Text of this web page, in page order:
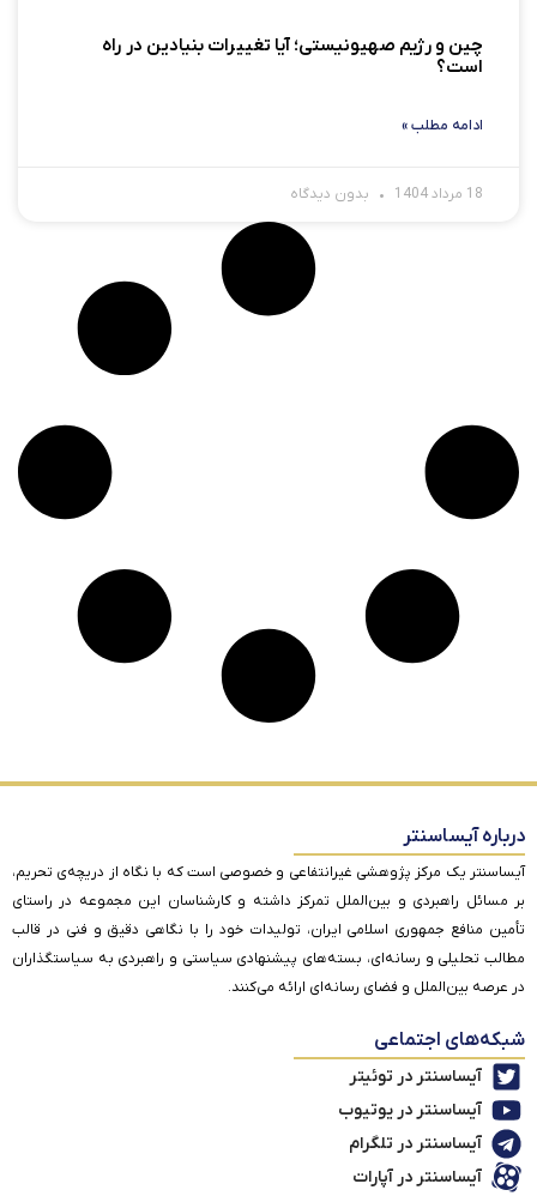
چین و رژیم صهیونیستی؛ آیا تغییرات بنیادین در راه
است؟
ادامه مطلب »
18 مرداد 1404 بدون دیدگاه
درباره آیساسنتر
آیساسنتر یک مرکز پژوهشی غیرانتفاعی و خصوصی است که با نگاه از دریچه‌ی تحریم،
بر مسائل راهبردی و بین‌الملل تمرکز داشته و کارشناسان این مجموعه در راستای
تأمین منافع جمهوری اسلامی ایران، تولیدات خود را با نگاهی دقیق و فنی در قالب
مطالب تحلیلی و رسانه‌ای، بسته‌های پیشنهادی سیاستی و راهبردی به سیاستگذاران
در عرصه بین‌الملل و فضای رسانه‌ای ارائه می‌کنند.
شبکه‌های اجتماعی
آیساسنتر در توئیتر
آیساسنتر در یوتیوب
آیساسنتر در تلگرام
آیساسنتر در آپارات